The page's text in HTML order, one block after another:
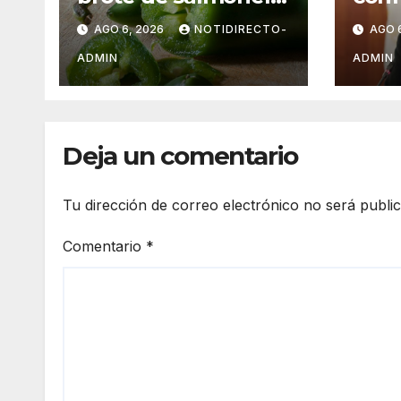
ligado a jalapeños
mexicanos;
reportan 345 casos
AGO 6, 2026 NOTIDIRECTO-
ADMIN
el
AGO
ADMIN
Deja un comentario
Tu dirección de correo electrónico no será
Comentario *